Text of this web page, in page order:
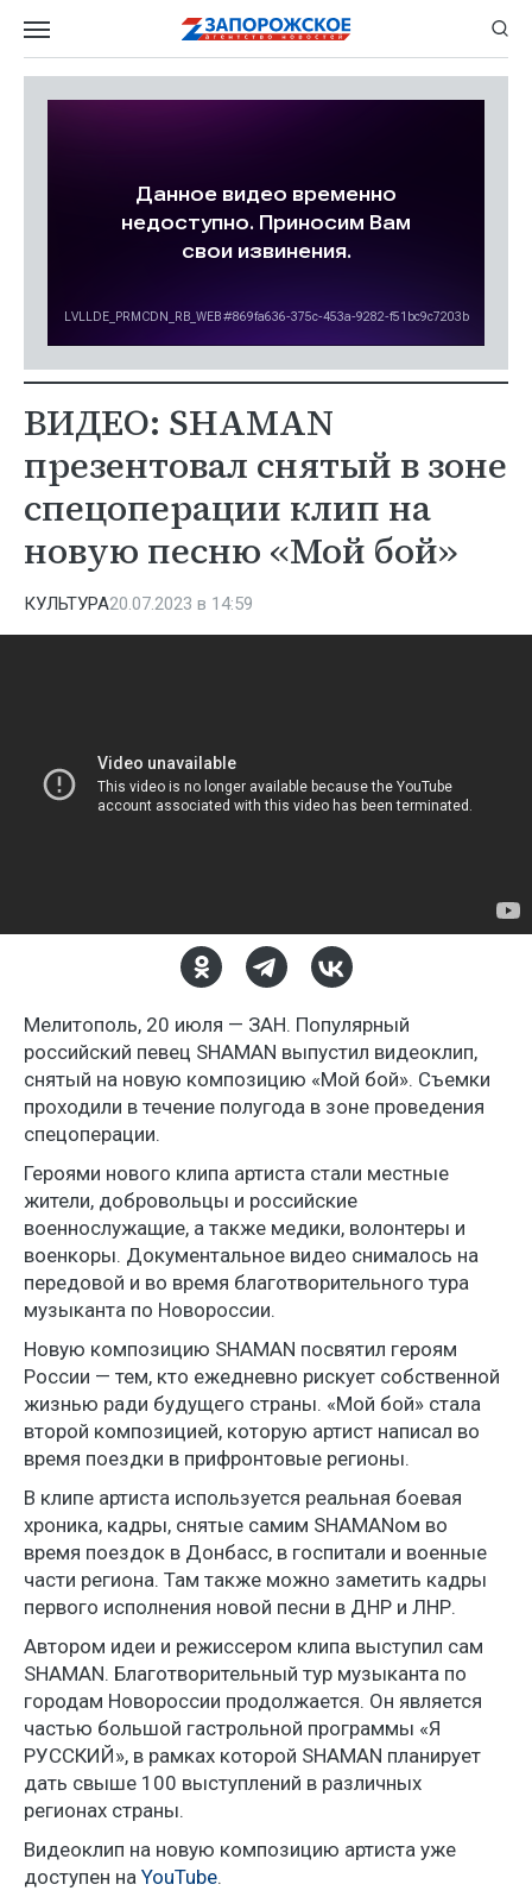
ВИДЕО: SHAMAN
презентовал снятый в зоне
спецоперации клип на
новую песню «Мой бой»
КУЛЬТУРА20.07.2023 в 14:59
Мелитополь, 20 июля — ЗАН. Популярный
российский певец SHAMAN выпустил видеоклип,
снятый на новую композицию «Мой бой». Съемки
проходили в течение полугода в зоне проведения
спецоперации.
Героями нового клипа артиста стали местные
жители, добровольцы и российские
военнослужащие, а также медики, волонтеры и
военкоры. Документальное видео снималось на
передовой и во время благотворительного тура
музыканта по Новороссии.
Новую композицию SHAMAN посвятил героям
России — тем, кто ежедневно рискует собственной
жизнью ради будущего страны. «Мой бой» стала
второй композицией, которую артист написал во
время поездки в прифронтовые регионы.
В клипе артиста используется реальная боевая
хроника, кадры, снятые самим SHAMANом во
время поездок в Донбасс, в госпитали и военные
части региона. Там также можно заметить кадры
первого исполнения новой песни в ДНР и ЛНР.
Автором идеи и режиссером клипа выступил сам
SHAMAN. Благотворительный тур музыканта по
городам Новороссии продолжается. Он является
частью большой гастрольной программы «Я
РУССКИЙ», в рамках которой SHAMAN планирует
дать свыше 100 выступлений в различных
регионах страны.
Видеоклип на новую композицию артиста уже
доступен на YouTube.